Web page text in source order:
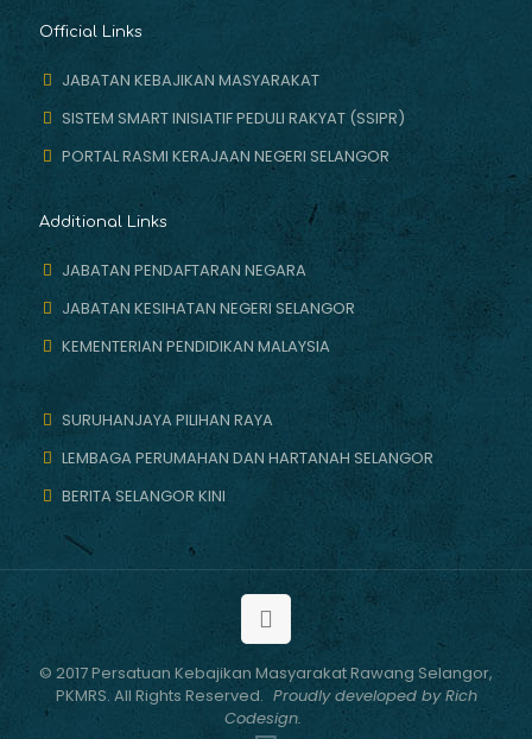
Official Links
JABATAN KEBAJIKAN MASYARAKAT
SISTEM SMART INISIATIF PEDULI RAKYAT (SSIPR)
PORTAL RASMI KERAJAAN NEGERI SELANGOR
Additional Links
JABATAN PENDAFTARAN NEGARA
JABATAN KESIHATAN NEGERI SELANGOR
KEMENTERIAN PENDIDIKAN MALAYSIA
SURUHANJAYA PILIHAN RAYA
LEMBAGA PERUMAHAN DAN HARTANAH SELANGOR
BERITA SELANGOR KINI
© 2017 Persatuan Kebajikan Masyarakat Rawang Selangor,
PKMRS. All Rights Reserved. Proudly developed by Rich
Codesign.